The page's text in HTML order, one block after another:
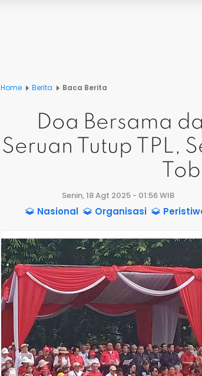
Home Berita Baca Berita
Doa Bersama
Seruan Tutup TPL,
Senin, 18 Agt 2025 - 01:56 WIB
Nasional Organisasi